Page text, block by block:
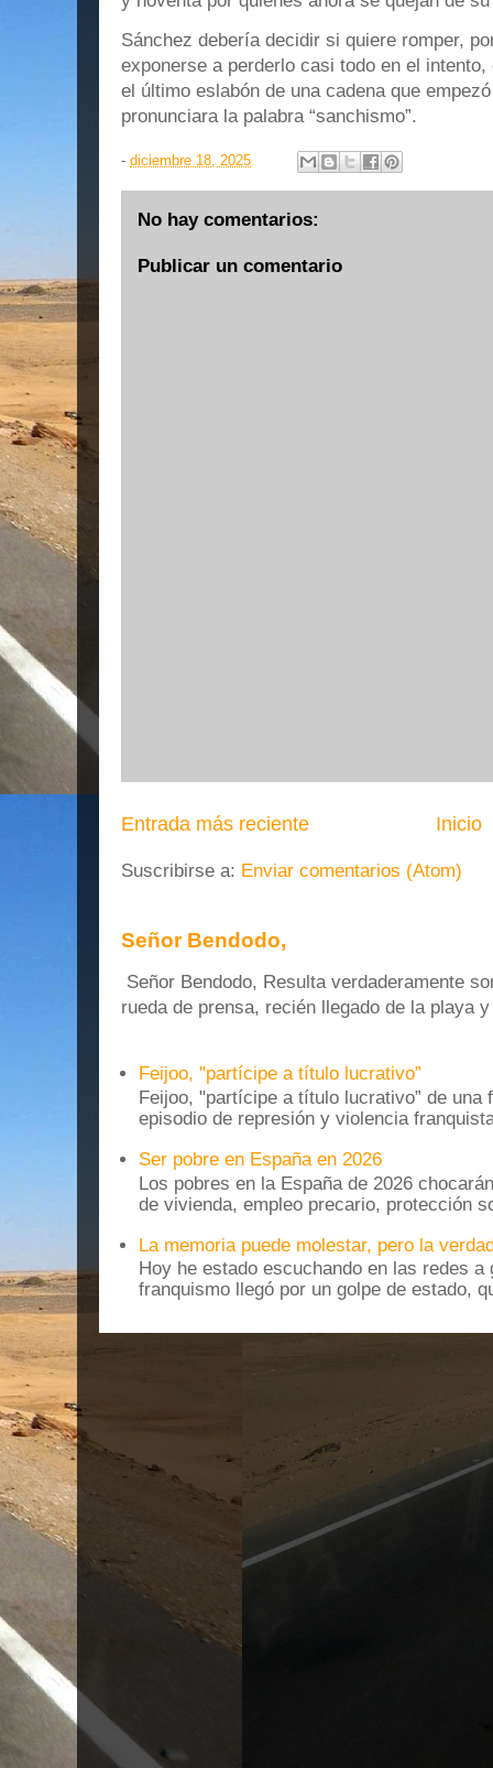
Sánchez debería decidir si quiere romper,
exponerse a perderlo casi todo en el
el último eslabón de una cadena que
pronunciara la palabra “sanchismo”.
- diciembre 18, 2025
No hay comentarios:
Publicar un comentario
Entrada más reciente Inicio
Suscribirse a: Enviar comentarios (Atom)
Señor Bendodo,
Señor Bendodo, Resulta verdaderamente
rueda de prensa, recién llegado de la playa
Feijoo, "partícipe a título lucrativo”
Feijoo, "partícipe a título lucrativo” de una
episodio de represión y violencia
Ser pobre en España en 2026
Los pobres en la España de 2026
de vivienda, empleo precario, protección
La memoria puede molestar, pero la
Hoy he estado escuchando en las redes
franquismo llegó por un golpe de estado,